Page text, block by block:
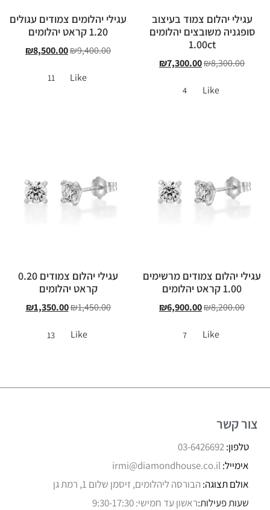
עגילי יהלום צמוד בעיצוב
סופגניה משובצים יהלומים
1.00ct
₪8,300.00
₪7,300.00
Like
4
עגילי יהלומים צמודים עגולים
1.20 קראט יהלומים
₪9,400.00
₪8,500.00
Like
11
עגילי יהלום צמודים מרשימים
1.00 קראט יהלומים
₪8,200.00
₪6,900.00
Like
7
עגילי יהלום צמודים 0.20
קראט יהלומים
₪1,450.00
₪1,350.00
Like
13
צור קשר
טלפון:03-6426692
אימייל:irmi@diamondhouse.co.il
אולם תצוגה: הבורסה ליהלומים, זיסמן שלום 1, רמת גן
שעות פעילות:ראשון עד חמישי: 9:30-17:30